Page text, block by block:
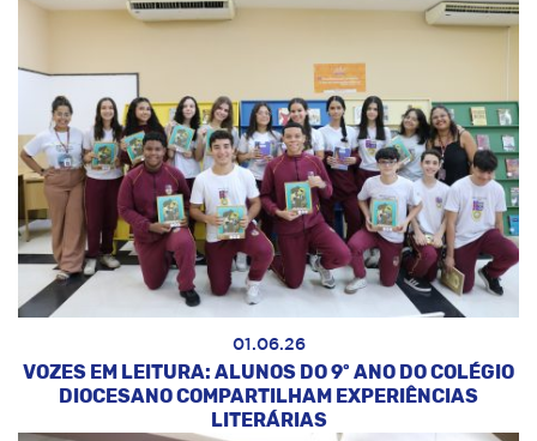
01.06.26
VOZES EM LEITURA: ALUNOS DO 9º ANO DO COLÉGIO
DIOCESANO COMPARTILHAM EXPERIÊNCIAS
LITERÁRIAS